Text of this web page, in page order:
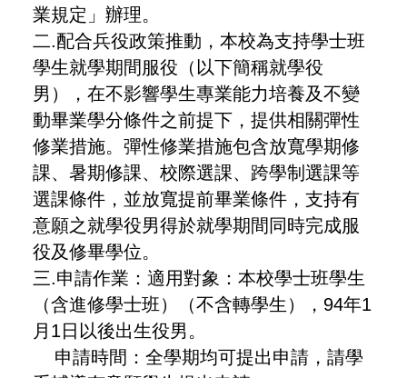
業規定」辦理。
二.配合兵役政策推動，本校為支持學士班
學生就學期間服役（以下簡稱就學役
男），在不影響學生專業能力培養及不變
動畢業學分條件之前提下，提供相關彈性
修業措施。彈性修業措施包含放寬學期修
課、暑期修課、校際選課、跨學制選課等
選課條件，並放寬提前畢業條件，支持有
意願之就學役男得於就學期間同時完成服
役及修畢學位。
三.申請作業：適用對象：本校學士班學生
（含進修學士班）（不含轉學生），94年1
月1日以後出生役男。
申請時間：全學期均可提出申請，請學